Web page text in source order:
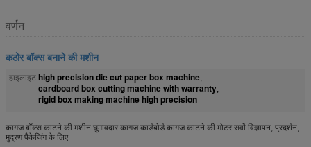
वर्णन
कठोर बॉक्स बनाने की मशीन
हाइलाइट:high precision die cut paper box machine,
cardboard box cutting machine with warranty,
rigid box making machine high precision
कागज बॉक्स काटने की मशीन घुमावदार कागज कार्डबोर्ड कागज काटने की मोटर सर्वो विज्ञापन, प्रदर्शन,
मुद्रण पैकेजिंग के लिए